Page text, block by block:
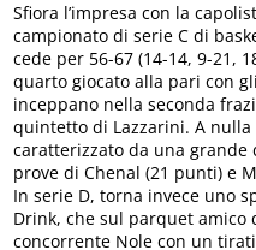
Sfiora l’impresa con la
campionato di serie C di
cede per 56-67 (14-14, 9-21,
quarto giocato alla pari con
inceppano nella seconda
quintetto di Lazzarini. A nulla
caratterizzato da una
prove di Chenal (21 punti) e
In serie D, torna invece uno
Drink, che sul parquet amico
concorrente Nole con un